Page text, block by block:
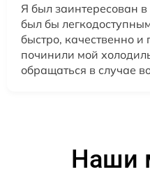
Я был заинтересован
был бы
быстро, качественно
починили мой
обращаться в случае
Наши